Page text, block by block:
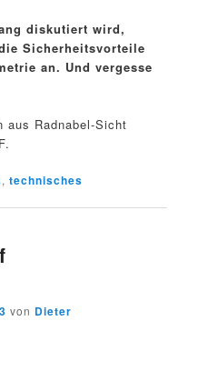
diskutiert wird,
Sicherheitsvorteile
an. Und vergesse
aus Radnabel-Sicht
,technisches
von Dieter